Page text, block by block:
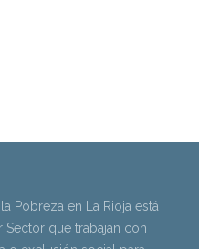
Pobreza en La Rioja está
que trabajan con